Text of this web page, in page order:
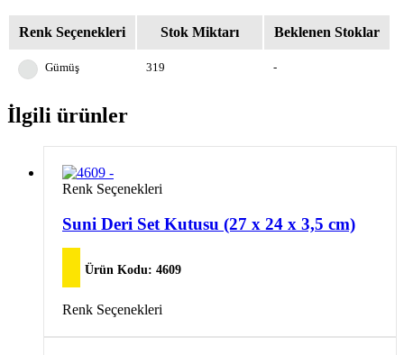
Renk Seçenekleri Stok Miktarı Beklenen Stoklar
Gümüş 319 -
İlgili ürünler
Bu
birden
fazla
varyasyonu
Seçenekler
ürün
sayfasından
seçilebilir
Renk Seçenekleri
Suni Deri Set Kutusu (27 x 24 x 3,5 cm)
Ürün Kodu: 4609
Bu
birden
Renk Seçenekleri